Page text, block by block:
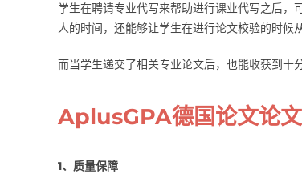
学生在聘请专业代写来帮助进行课业代写之后，
人的时间，还能够让学生在进行论文校验的时候
而当学生递交了相关专业论文后，也能收获到十
AplusGPA德国论文论
1、质量保障